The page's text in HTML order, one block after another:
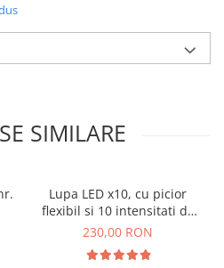
SIMILARE
Lupa LED x10, cu picior
flexibil si 10 intensitati de
lumina
230,00 RON